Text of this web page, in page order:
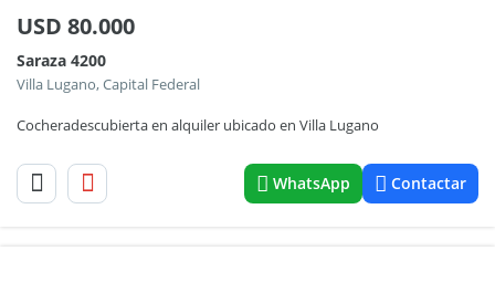
USD 80.000
Saraza 4200
Villa Lugano, Capital Federal
Cocheradescubierta en alquiler ubicado en Villa Lugano
WhatsApp Contactar